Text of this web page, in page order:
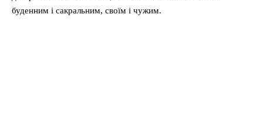
буденним і сакральним, своїм і чужим.